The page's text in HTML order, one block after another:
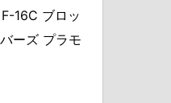
16C ブロッ
ーズ プラモ